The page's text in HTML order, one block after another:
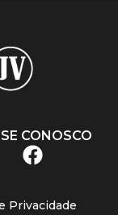
CONOSCO
Privacidade